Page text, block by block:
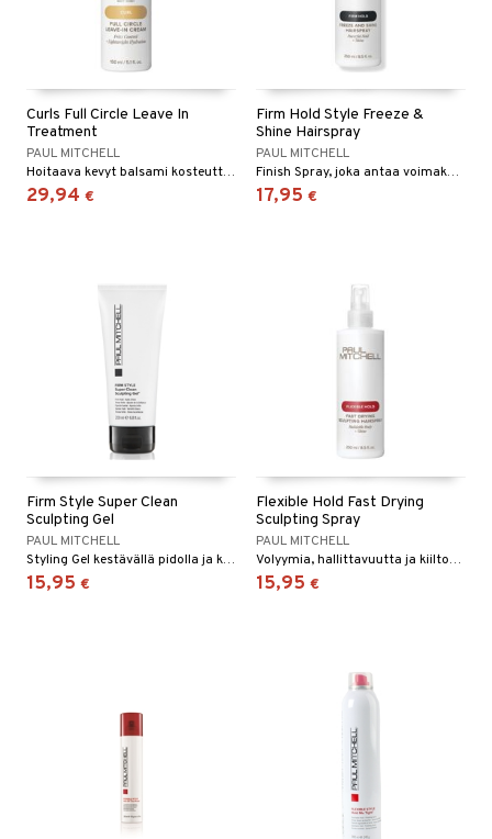
Curls Full Circle Leave In
Treatment
PAUL MITCHELL
Hoitaava kevyt balsami kosteuttaa, selvittää ja ennaltaehkäisee pörröisyyttä.
29,94 €
Firm Hold Style Freeze &
Shine Hairspray
PAUL MITCHELL
Finish Spray, joka antaa voimakasta pitoa ja maksimaalista kiiltoa. Loistava keskivahvoille ja paksuille hiuksille.
17,95 €
Firm Style Super Clean
Sculpting Gel
PAUL MITCHELL
Styling Gel kestävällä pidolla ja korkealla kiillolla.
15,95 €
Flexible Hold Fast Drying
Sculpting Spray
PAUL MITCHELL
Volyymia, hallittavuutta ja kiiltoa antava hiuskiinne, keskivahva pito.
15,95 €